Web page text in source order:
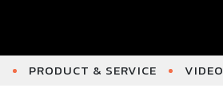
PRODUCT & SERVICE VIDEO